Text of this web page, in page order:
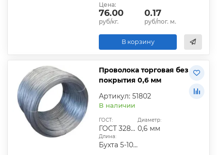
Цена:
76.00
руб/кг.
0.17
руб/пог. м.
В корзину
Проволока торговая без
покрытия 0,6 мм
Артикул: 51802
В наличии
ГОСТ:
ГОСТ 3282-74
Диаметр:
0,6 мм
Длина:
Бухта 5-10 кг